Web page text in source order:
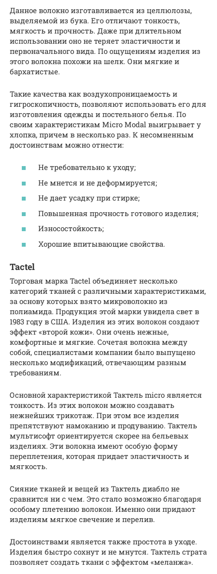
Данное волокно изготавливается из целлюлозы,
выделяемой из бука. Его отличают тонкость,
мягкость и прочность. Даже при длительном
использовании оно не теряет эластичности и
первоначального вида. По ощущениям изделия из
этого волокна похожи на шелк. Они мягкие и
бархатистые.
Такие качества как воздухопроницаемость и
гигроскопичность, позволяют использовать его для
изготовления одежды и постельного белья. По
своим характеристикам Micro Modal выигрывает у
хлопка, причем в несколько раз. К несомненным
достоинствам можно отнести:
Не требовательно к уходу;
Не мнется и не деформируется;
Не дает усадку при стирке;
Повышенная прочность готового изделия;
Износостойкость;
Хорошие впитывающие свойства.
Tactel
Торговая марка Tactel объединяет несколько
категорий тканей с различными характеристиками,
за основу которых взято микроволокно из
полиамида. Продукция этой марки увидела свет в
1983 году в США. Изделия из этих волокон создают
эффект «второй кожи». Они очень нежные,
комфортные и мягкие. Сочетая волокна между
собой, специалистами компании было выпущено
несколько модификаций, отвечающим разным
требованиям.
Основной характеристикой Тактель micro является
тонкость. Из этих волокон можно создавать
нежнейших трикотаж. При этом все изделия
препятствуют намоканию и продуванию. Тактель
мультисофт ориентируется скорее на бельевых
изделиях. Эти волокна имеют особую форму
переплетения, которая придает эластичность и
мягкость.
Сияние тканей и вещей из Тактель диабло не
сравнится ни с чем. Это стало возможно благодаря
особому плетению волокон. Именно они придают
изделиям мягкое свечение и перелив.
Достоинствами является также простота в уходе.
Изделия быстро сохнут и не мнутся. Тактель страта
позволяет создать ткани с эффектом «меланжа».